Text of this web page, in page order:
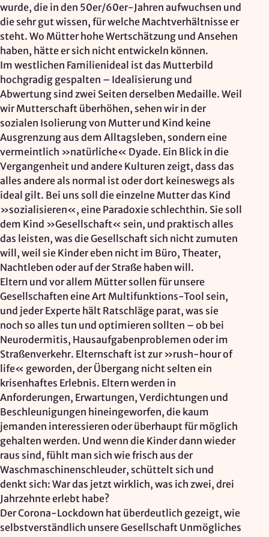
wurde, die in den 50er/60er-Jahren aufwuchsen und
die sehr gut wissen, für welche Machtverhältnisse er
steht. Wo Mütter hohe Wertschätzung und Ansehen
haben, hätte er sich nicht entwickeln können.
Im westlichen Familienideal ist das Mutterbild
hochgradig gespalten – Idealisierung und
Abwertung sind zwei Seiten derselben Medaille. Weil
wir Mutterschaft überhöhen, sehen wir in der
sozialen Isolierung von Mutter und Kind keine
Ausgrenzung aus dem Alltagsleben, sondern eine
vermeintlich »natürliche« Dyade. Ein Blick in die
Vergangenheit und andere Kulturen zeigt, dass das
alles andere als normal ist oder dort keineswegs als
ideal gilt. Bei uns soll die einzelne Mutter das Kind
»sozialisieren«, eine Paradoxie schlechthin. Sie soll
dem Kind »Gesellschaft« sein, und praktisch alles
das leisten, was die Gesellschaft sich nicht zumuten
will, weil sie Kinder eben nicht im Büro, Theater,
Nachtleben oder auf der Straße haben will.
Eltern und vor allem Mütter sollen für unsere
Gesellschaften eine Art Multifunktions-Tool sein,
und jeder Experte hält Ratschläge parat, was sie
noch so alles tun und optimieren sollten – ob bei
Neurodermitis, Hausaufgabenproblemen oder im
Straßenverkehr. Elternschaft ist zur »rush-hour of
life« geworden, der Übergang nicht selten ein
krisenhaftes Erlebnis. Eltern werden in
Anforderungen, Erwartungen, Verdichtungen und
Beschleunigungen hineingeworfen, die kaum
jemanden interessieren oder überhaupt für möglich
gehalten werden. Und wenn die Kinder dann wieder
raus sind, fühlt man sich wie frisch aus der
Waschmaschinenschleuder, schüttelt sich und
denkt sich: War das jetzt wirklich, was ich zwei, drei
Jahrzehnte erlebt habe?
Der Corona-Lockdown hat überdeutlich gezeigt, wie
selbstverständlich unsere Gesellschaft Unmögliches